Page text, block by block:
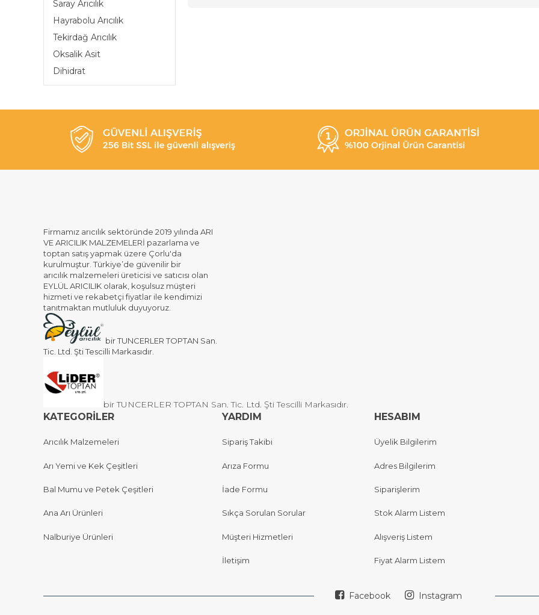
Saray Arıcılık
Hayrabolu Arıcılık
Tekirdağ Arıcılık
Oksalik Asit
Dihidrat
Firmamız arıcılık sektöründe 2019 yılında ARI
VE ARICILIK MALZEMELERİ pazarlama ve
toptan satış yapmak üzere Çorlu'da
kurulmuştur. Türkiye’de güvenilir bir
arıcılık malzemeleri üreticisi ve satıcısı olan
EYLÜL ARICILIK olarak, koşulsuz müşteri
hizmeti ve rekabetçi fiyatlar ile kendimizi
tanıtmaktan mutluluk duyuyoruz.
bir TUNCERLER TOPTAN San.
Tic. Ltd. Şti Tescilli Markasıdır.
bir TUNCERLER TOPTAN San. Tic. Ltd. Şti Tescilli Markasıdır.
KATEGORİLER
Arıcılık Malzemeleri
Arı Yemi ve Kek Çeşitleri
Bal Mumu ve Petek Çeşitleri
Ana Arı Ürünleri
Nalburiye Ürünleri
YARDIM
Sipariş Takibi
Arıza Formu
İade Formu
Sıkça Sorulan Sorular
Müşteri Hizmetleri
İletişim
HESABIM
Üyelik Bilgilerim
Adres Bilgilerim
Siparişlerim
Stok Alarm Listem
Alışveriş Listem
Fiyat Alarm Listem
Facebook Instagram